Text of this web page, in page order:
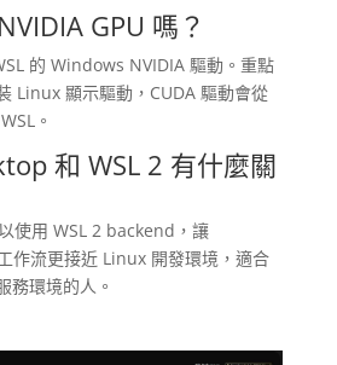
GPU 嗎？
的 Windows NVIDIA 驅動。重點
Linux 顯示驅動，CUDA 驅動會從
。
和 WSL 2 有什麼關
使用 WSL 2 backend，讓
作流更接近 Linux 開發環境，適合
務環境的人。